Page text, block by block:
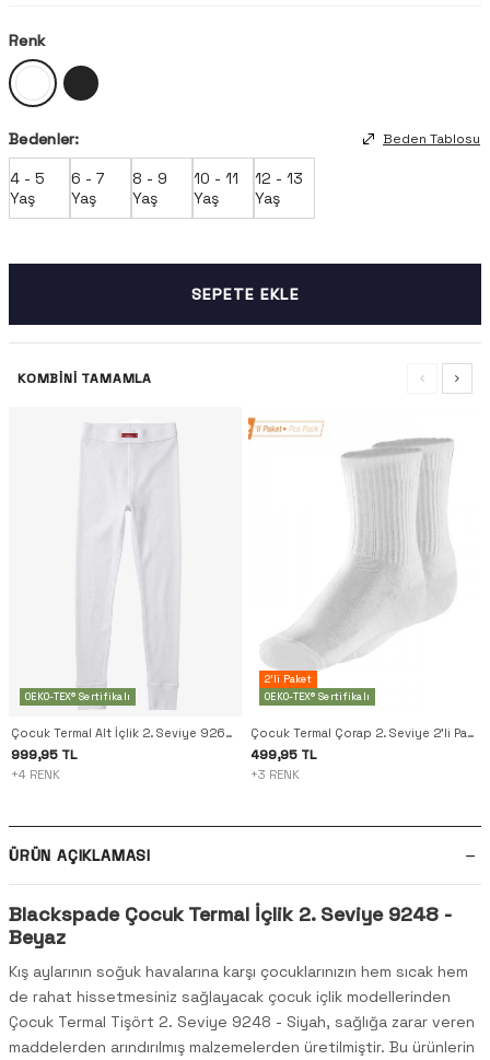
Renk
Bedenler: Beden Tablosu
4 - 5
Yaş
6 - 7
Yaş
8 - 9
Yaş
10 - 11
Yaş
12 - 13
Yaş
SEPETE EKLE
KOMBINI TAMAMLA
OEKO-TEX® Sertifikalı
Çocuk Termal Alt İçlik 2. Seviye 9266 - Beyaz
999,95 TL
+4 RENK
2'li Paket
OEKO-TEX® Sertifikalı
Çocuk Termal Çorap 2. Seviye 2'li Paket 9995 - Beyaz
499,95 TL
+3 RENK
ÜRÜN AÇIKLAMASI
Blackspade Çocuk Termal İçlik 2. Seviye 9248 -
Beyaz
Kış aylarının soğuk havalarına karşı çocuklarınızın hem sıcak hem
de rahat hissetmesiniz sağlayacak çocuk içlik modellerinden
Çocuk Termal Tişört 2. Seviye 9248 - Siyah, sağlığa zarar veren
maddelerden arındırılmış malzemelerden üretilmiştir. Bu ürünlerin